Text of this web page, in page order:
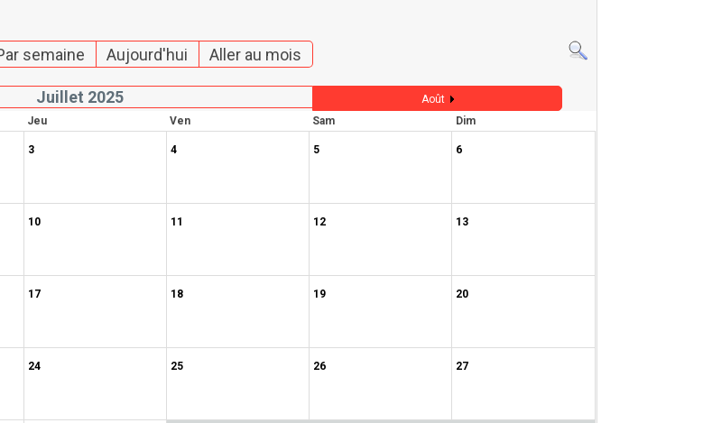
semaine Aujourd'hui Aller au mois
Juillet 2025
Août
Jeu Ven Sam
Dim
3 4 5 6
10 11 12 13
17 18 19 20
24 25 26 27